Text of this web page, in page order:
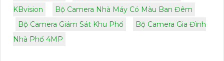
KBvision
Bộ Camera Nhà Máy Có Màu Ban Đêm
Bộ Camera Giám Sát Khu Phố
Bộ Camera Gia Đình
Nhà Phố 4MP